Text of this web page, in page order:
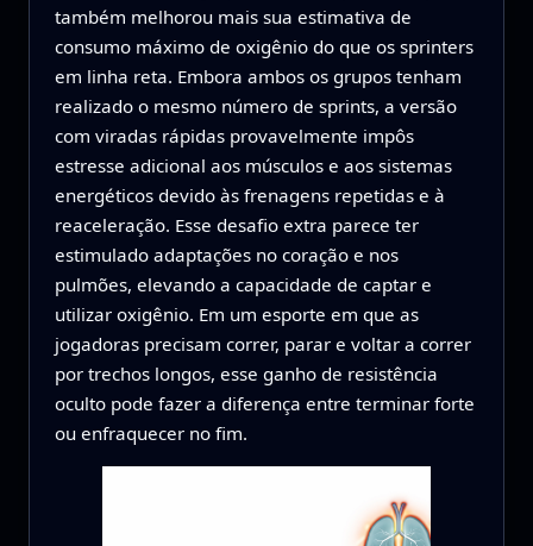
também melhorou mais sua estimativa de
consumo máximo de oxigênio do que os sprinters
em linha reta. Embora ambos os grupos tenham
realizado o mesmo número de sprints, a versão
com viradas rápidas provavelmente impôs
estresse adicional aos músculos e aos sistemas
energéticos devido às frenagens repetidas e à
reaceleração. Esse desafio extra parece ter
estimulado adaptações no coração e nos
pulmões, elevando a capacidade de captar e
utilizar oxigênio. Em um esporte em que as
jogadoras precisam correr, parar e voltar a correr
por trechos longos, esse ganho de resistência
oculto pode fazer a diferença entre terminar forte
ou enfraquecer no fim.